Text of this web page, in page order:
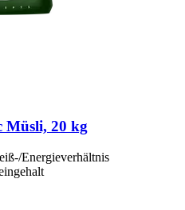
20 kg
Energieverhältnis